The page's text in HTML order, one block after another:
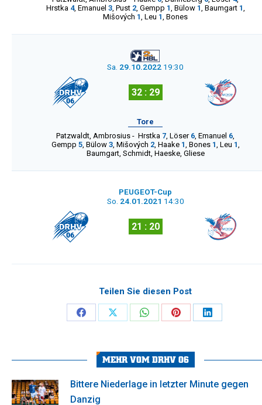
Hrstka 4, Emanuel 3, Pust 2, Gempp 1 Bülow 1 Baumgart 1
Mišových 1 Leu 1 Bones
Sa. 29.10.2022 19:30
32 : 29
Tore
Patzwaldt Ambrosius - Hrstka 7 Löser 6 Emanuel 6
Gempp 5, Bülow 3, Mišových 2, Haake 1 Bones 1 Leu 1
Baumgart, Schmidt, Haeske, Gliese
So. 24.01.2021 14:30
21 : 20
PEUGEOT-Cup
Teilen Sie diesen Post
Share
Facebook
Share
X
Share
WhatsApp
Share
Pinterest
Share
MEHR VOM DRHV 06
Bittere Niederlage in letzter Minute gegen
Danzig